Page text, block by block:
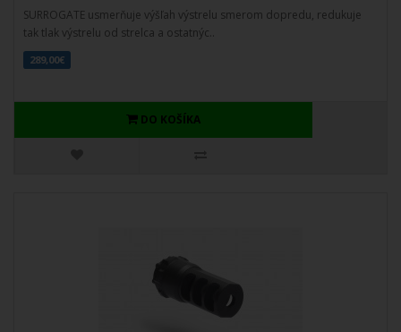
SURROGATE usmerňuje výšľah výstrelu smerom dopredu, redukuje
tak tlak výstrelu od strelca a ostatnýc..
289,00€
DO KOŠÍKA